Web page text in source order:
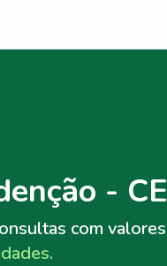
- CE
com valores